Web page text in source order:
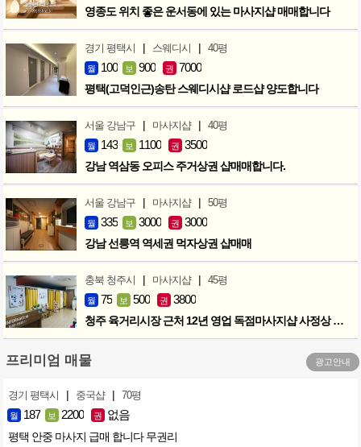
영종도 위치 좋은 운서동에 있는 마사지샵 매매합니다
경기 평택시 | 스웨디시 | 40평
월 100 보 900 권 7000
평택(고덕인근)송탄 스웨디시샵 로드샵 양도합니다
서울 강남구 | 마사지샵 | 40평
월 143 보 1100 권 3500
강남 역삼동 오피스 주거상권 샵매매합니다.
서울 강남구 | 마사지샵 | 50평
월 335 보 3000 권 3000
강남 선릉역 역세권 먹자상권 샵매매
충북 청주시 | 마사지샵 | 45평
월 75 보 500 권 3800
청주 육거리시장 근처 12년 영업 독점마사지샵 사정상 급매합니다.
프리미엄 매물 광고안내
경기 평택시 | 중국샵 | 70평
월 187 보 2200 권 없음
평택 안중 마사지 급매 합니다 무권리